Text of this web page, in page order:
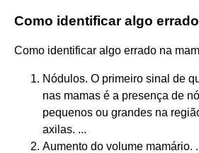
Como identificar algo
Como identificar algo errado na
Nódulos. O primeiro sinal de
nas mamas é a presença de
pequenos ou grandes na
axilas. ...
Aumento do volume mamário.